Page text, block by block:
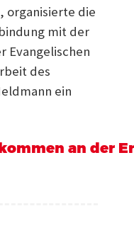
organisierte die
mit der
Evangelischen
des
ein
an der